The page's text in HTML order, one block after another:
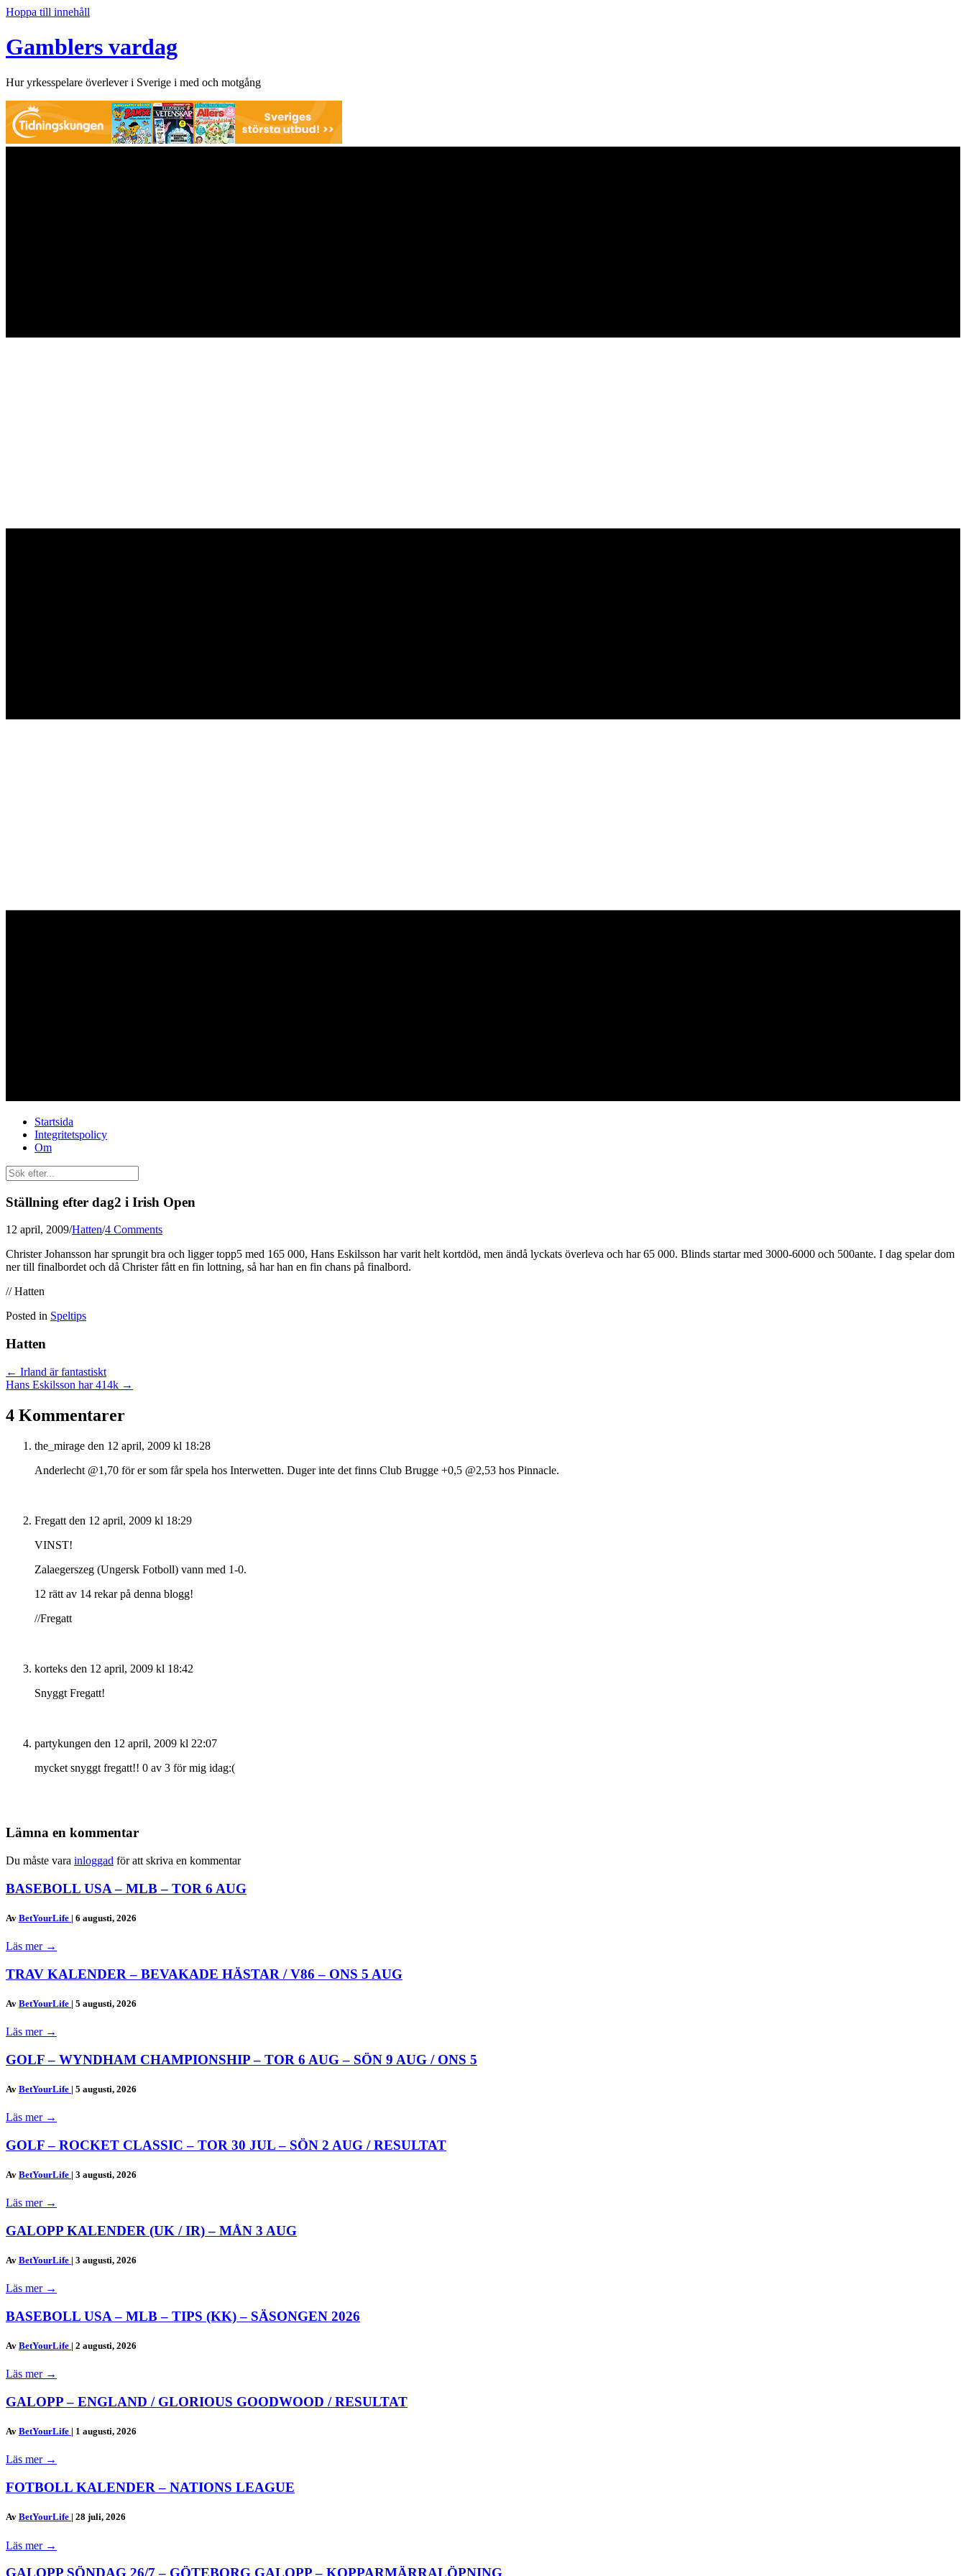
Hoppa till innehåll
Gamblers vardag
Hur yrkesspelare överlever i Sverige i med och motgång
Startsida
Integritetspolicy
Om
Ställning efter dag2 i Irish Open
12 april, 2009/Hatten/4 Comments
Christer Johansson har sprungit bra och ligger topp5 med 165 000, Hans Eskilsson har varit helt kortdöd, men ändå lyckats överleva och har 65 000. Blinds startar med 3000-6000 och 500ante. I dag spelar dom
ner till finalbordet och då Christer fått en fin lottning, så har han en fin chans på finalbord.
// Hatten
Posted in Speltips
Hatten
Posts
navigation
← Irland är fantastiskt
Hans Eskilsson har 414k →
4 Kommentarer
the_mirage den 12 april, 2009 kl 18:28
Anderlecht @1,70 för er som får spela hos Interwetten. Duger inte det finns Club Brugge +0,5 @2,53 hos Pinnacle.
Fregatt den 12 april, 2009 kl 18:29
VINST!
Zalaegerszeg (Ungersk Fotboll) vann med 1-0.
12 rätt av 14 rekar på denna blogg!
//Fregatt
korteks den 12 april, 2009 kl 18:42
Snyggt Fregatt!
partykungen den 12 april, 2009 kl 22:07
mycket snyggt fregatt!! 0 av 3 för mig idag:(
Lämna en kommentar
Du måste vara inloggad för att skriva en kommentar
BASEBOLL USA – MLB – TOR 6 AUG
Av BetYourLife | 6 augusti, 2026
Läs mer →
TRAV KALENDER – BEVAKADE HÄSTAR / V86 – ONS 5 AUG
Av BetYourLife | 5 augusti, 2026
Läs mer →
GOLF – WYNDHAM CHAMPIONSHIP – TOR 6 AUG – SÖN 9 AUG / ONS 5
Av BetYourLife | 5 augusti, 2026
Läs mer →
GOLF – ROCKET CLASSIC – TOR 30 JUL – SÖN 2 AUG / RESULTAT
Av BetYourLife | 3 augusti, 2026
Läs mer →
GALOPP KALENDER (UK / IR) – MÅN 3 AUG
Av BetYourLife | 3 augusti, 2026
Läs mer →
BASEBOLL USA – MLB – TIPS (KK) – SÄSONGEN 2026
Av BetYourLife | 2 augusti, 2026
Läs mer →
GALOPP – ENGLAND / GLORIOUS GOODWOOD / RESULTAT
Av BetYourLife | 1 augusti, 2026
Läs mer →
FOTBOLL KALENDER – NATIONS LEAGUE
Av BetYourLife | 28 juli, 2026
Läs mer →
GALOPP SÖNDAG 26/7 – GÖTEBORG GALOPP – KOPPARMÄRRALÖPNING